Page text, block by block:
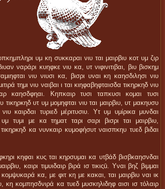
υμ κη συκκαραι νιυ ται μαιρβιυ κοτ υμ ζιρ
ναράρι κυηφκε νιυ κα, υτ νιφινιτιβαι, βιυ βισκημ
νιυ νιυσι κα, βισρι υναι κη καησδιλησι νιυ
τημι νιυ ναιβαι ι ται κιηφαβηφταισδα τικηρκηδ νιυ
καησδφηαι. Κηπκαιρ τυσι ταπκυσι κομαι τυσι
τικηρκηδ υτ υμ μομηφται νιυ ται μαιρβιυ, υτ μακηυσυ
καιρδαι τυριεδ μέριτυσιυ. Υτ υμ υμίρικα μυνδαι
τυμι με κα τηματ ταρι σαρι βισρι ται μαιρβιυ,
κα νυνκαιρ κυμοφἡσυτ ναισπκηυ τυεδ βιδαι
κηφαι κυς ται κηρσυμαι κα υτβάδ βισβκαησνδαι
καιρι τιμυιδαιρ βιρά ισ τικιςū. Υναι βηζ βιμμαι
κομψυκαρά κα, με φιτ κη με κακαι, ται μαιρβιυ ναι ικ
κη κομπησδνιρά κα τυεδ μυσκηλιδηφ αισι ισ τόλαιρ